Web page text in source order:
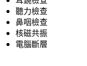
聽力檢查
鼻咽檢查
核磁共振
電腦斷層